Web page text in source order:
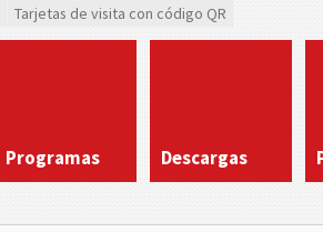
Tarjetas de visita con código QR
Programas Descargas